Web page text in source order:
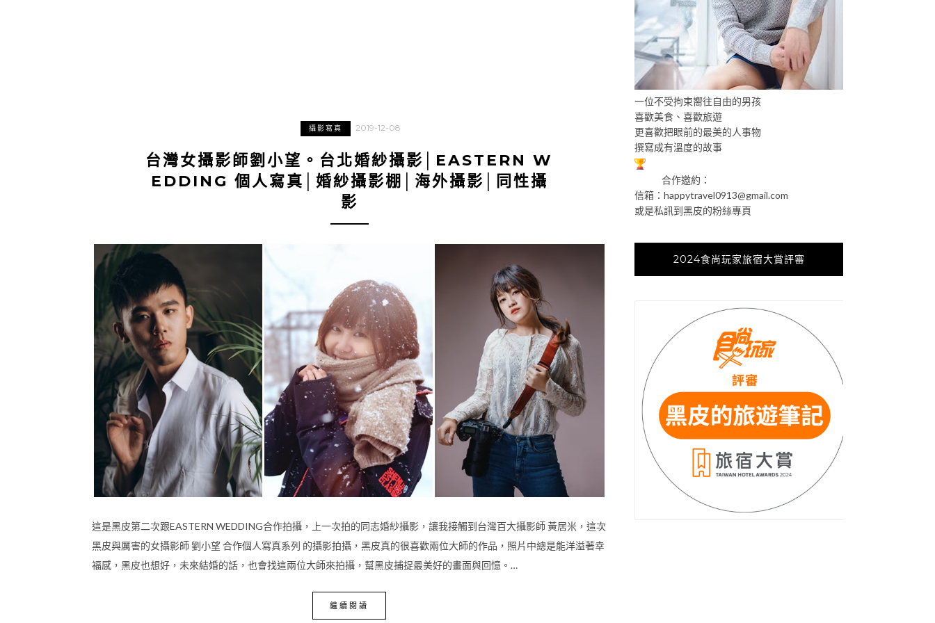
攝影寫真 2019-12-08
台灣女攝影師劉小望。台北婚紗攝影│EASTERN W
EDDING 個人寫真│婚紗攝影棚│海外攝影│同性攝
影
這是黑皮第二次跟EASTERN WEDDING合作拍攝，上一次拍的同志婚紗攝影，讓我接觸到台灣百大攝影師 黃居米，這次
黑皮與厲害的女攝影師 劉小望 合作個人寫真系列 的攝影拍攝，黑皮真的很喜歡兩位大師的作品，照片中總是能洋溢著幸
福感，黑皮也想好，未來結婚的話，也會找這兩位大師來拍攝，幫黑皮捕捉最美好的畫面與回憶。…
繼續閱讀
一位不受拘束嚮往自由的男孩
喜歡美食、喜歡旅遊
更喜歡把眼前的最美的人事物
撰寫成有溫度的故事
合作邀約：
信箱： happytravel0913@gmail.com
或是私訊到黑皮的粉絲專頁
2024食尚玩家旅宿大賞評審